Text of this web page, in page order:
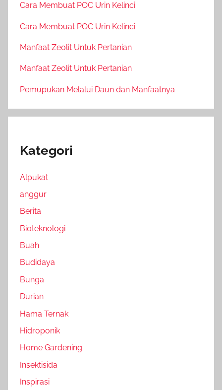
Cara Membuat POC Urin Kelinci
Cara Membuat POC Urin Kelinci
Manfaat Zeolit Untuk Pertanian
Manfaat Zeolit Untuk Pertanian
Pemupukan Melalui Daun dan Manfaatnya
Kategori
Alpukat
anggur
Berita
Bioteknologi
Buah
Budidaya
Bunga
Durian
Hama Ternak
Hidroponik
Home Gardening
Insektisida
Inspirasi